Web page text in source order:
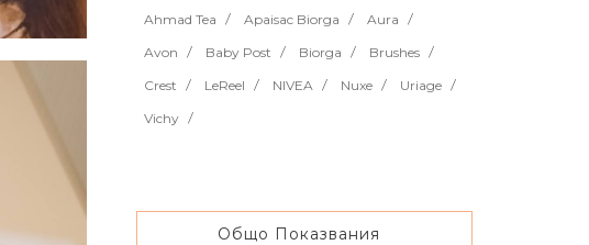
Ahmad Tea Apaisac Biorga
Aura
Avon
Baby Post Biorga
Brushes
Crest
LeReel NIVEA Nuxe
Uriage
Vichy
Общо Показвания